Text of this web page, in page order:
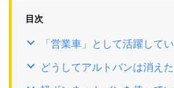
目次
「営業車」として活躍して
どうしてアルトバンは消え